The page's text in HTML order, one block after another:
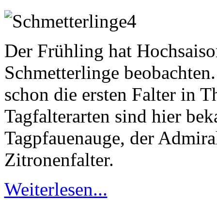
Der Frühling hat
Schmetterlinge
schon die ersten Falter in
Tagfalterarten sind hier
Tagpfauenauge, der
Zitronenfalter.
Weiterlesen...